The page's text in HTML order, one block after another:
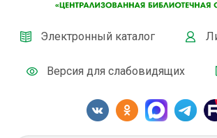
Электронный каталог
Версия для слабовидящих